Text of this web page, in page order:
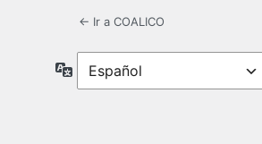
← Ir a COALICO
Idioma